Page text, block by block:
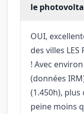
le
OUI,
des villes
! Avec
(données
(1.450h), plus
peine moins